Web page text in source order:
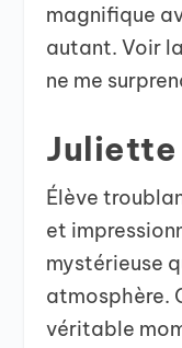
magnifique
autant. Voir
ne me
Juliette
Élève
et
mystérieuse
atmosphère.
véritable